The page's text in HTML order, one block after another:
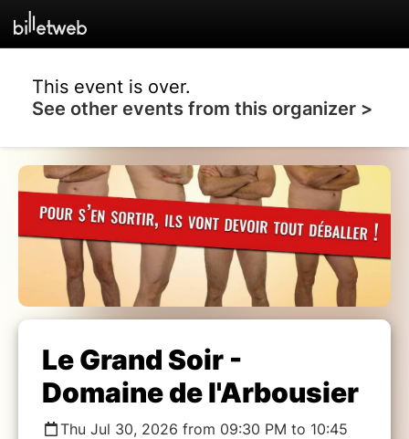
This event is over.
See other events from this organizer >
Le Grand Soir -
Domaine de l'Arbousier
Thu Jul 30, 2026 from 09:30 PM to 10:45